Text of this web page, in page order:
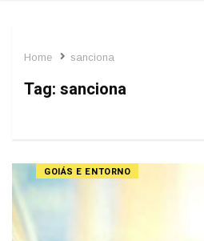
Home sanciona
Tag: sanciona
GOIÁS E ENTORNO